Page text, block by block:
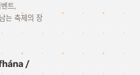
트,
는 축제의 장
/